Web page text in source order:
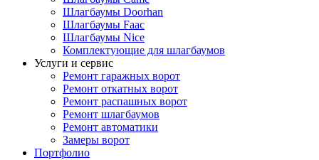
Шлагбаумы Doorhan
Шлагбаумы Faac
Шлагбаумы Nice
Комплектующие для шлагбаумов
Услуги и сервис
Ремонт гаражных ворот
Ремонт откатных ворот
Ремонт распашных ворот
Ремонт шлагбаумов
Ремонт автоматики
Замеры ворот
Портфолио